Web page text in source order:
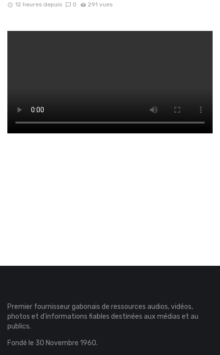
12 heures depuis 0 291 vues
Premier fournisseur gabonais de ressources audios, vidéos,
photos et d’informations fiables destinées aux médias et au
publics.
Fondé le 30 Novembre 1960.